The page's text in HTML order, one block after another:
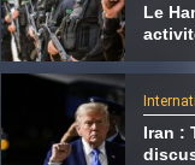
Le
Iran :